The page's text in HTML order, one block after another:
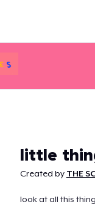
little
Created by THE
look at all this